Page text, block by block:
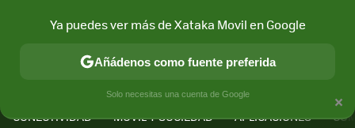
CONECTIVIDAD MÓVIL Y SOCIEDAD APLICACIONES
×
Ya puedes ver más de Xataka Movil en Google
Añádenos como fuente preferida
Solo necesitas una cuenta de Google